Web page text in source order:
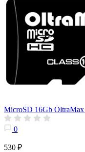
MicroSD 16Gb OltraMax
0
530 ₽